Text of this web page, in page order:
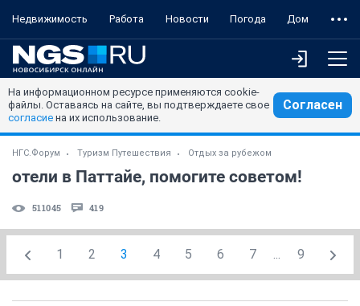
Недвижимость Работа Новости Погода Дом
На информационном ресурсе применяются cookie-
файлы. Оставаясь на сайте, вы подтверждаете свое
согласие на их использование.
Согласен
НГС.Форум Туризм Путешествия Отдых за рубежом
отели в Паттайе, помогите советом!
511045 419
1 2 3 4 5 6 7 ... 9